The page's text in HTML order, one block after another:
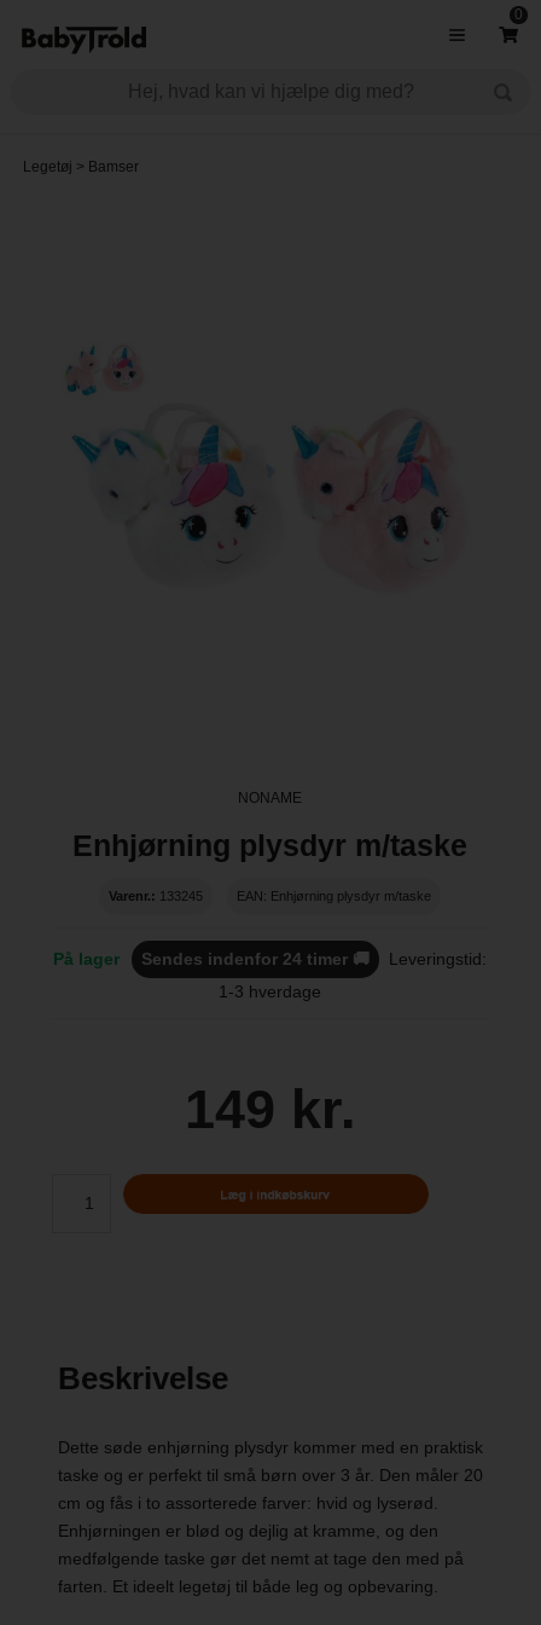
0
Legetøj > Bamser
NONAME
Enhjørning plysdyr m/taske
Varenr.: 133245 EAN: Enhjørning plysdyr m/taske
På lager Sendes indenfor 24 timer 🚚
Leveringstid:
1-3 hverdage
149 kr.
Beskrivelse
Dette søde enhjørning plysdyr kommer med en praktisk
taske og er perfekt til små børn over 3 år. Den måler 20
cm og fås i to assorterede farver: hvid og lyserød.
Enhjørningen er blød og dejlig at kramme, og den
medfølgende taske gør det nemt at tage den med på
farten. Et ideelt legetøj til både leg og opbevaring.